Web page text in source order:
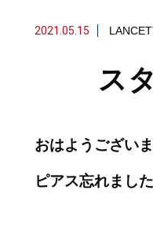
2021.05.15
ス
おはようございま
ピアス忘れまし